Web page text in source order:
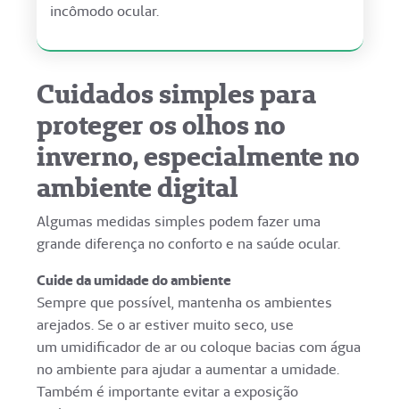
incômodo ocular.
Cuidados simples para
proteger os olhos no
inverno, especialmente no
ambiente digital
Algumas medidas simples podem fazer uma
grande diferença no conforto e na saúde ocular.
Cuide da umidade do ambiente
Sempre que possível, mantenha os ambientes
arejados. Se o ar estiver muito seco, use
um umidificador de ar ou coloque bacias com água
no ambiente para ajudar a aumentar a umidade.
Também é importante evitar a exposição